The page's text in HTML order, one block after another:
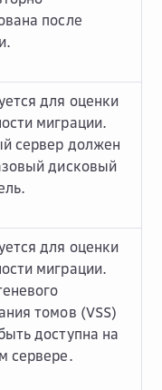
после
для оценки
миграции.
сервер должен
дисковый
для оценки
миграции.
томов (VSS)
доступна на
сервере.